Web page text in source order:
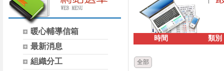
暖心輔導信箱
最新消息
組織分工
時間 類別
全部